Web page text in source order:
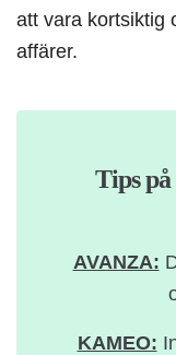
att vara kortsiktig
affärer.
Tips
AVANZA:
KAMEO: